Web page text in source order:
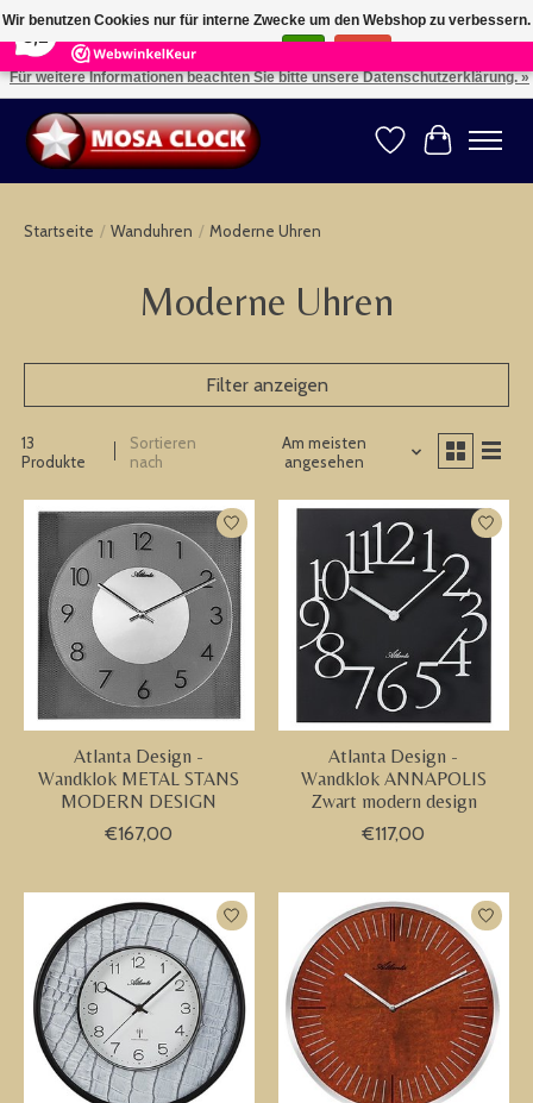
164 Reviews ×
Kies uw taal: NL -- Wählen Sie ihre Sprache: DE -- Choose your language: EN ⇓ ⇒
Wunschzettel
Ihr
Startseite / Wanduhren / Moderne Uhren
Moderne Uhren
Filter anzeigen
13
Produkte
Sortieren
nach
Am meisten
angesehen
Atlanta Design -
Wandklok METAL STANS
MODERN DESIGN
€167,00
Atlanta Design -
Wandklok ANNAPOLIS
Zwart modern design
€117,00
Wir benutzen Cookies nur für interne Zwecke um den Webshop zu verbessern.
Ist das in Ordnung?
Für weitere Informationen beachten Sie bitte unsere Datenschutzerklärung. »